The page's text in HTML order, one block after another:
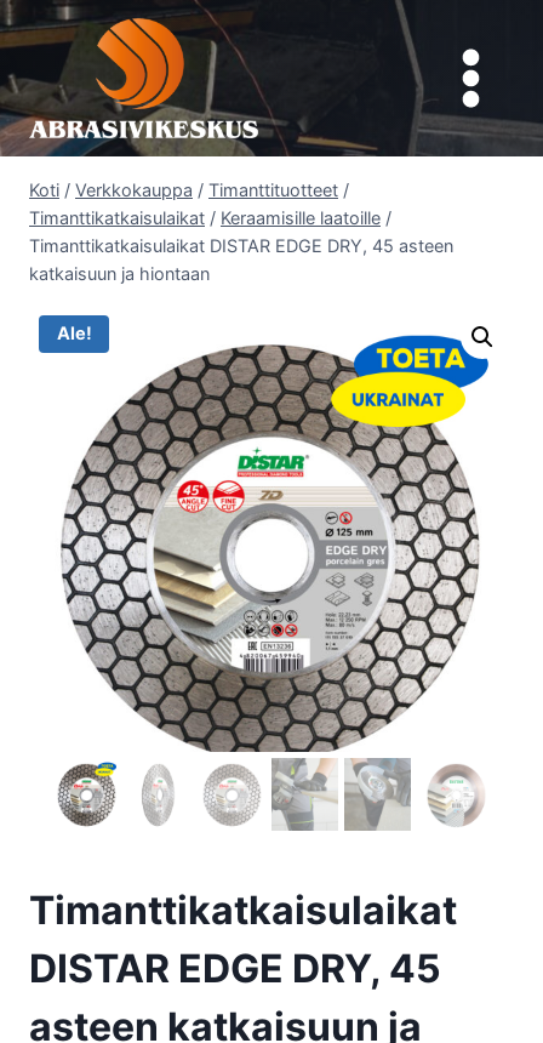
Siirry
sisältöön
Koti / Verkkokauppa / Timanttituotteet /
Timanttikatkaisulaikat / Keraamisille laatoille /
Timanttikatkaisulaikat DISTAR EDGE DRY, 45 asteen
katkaisuun ja hiontaan
Ale!
Timanttikatkaisulaikat
DISTAR EDGE DRY, 45
asteen katkaisuun ja